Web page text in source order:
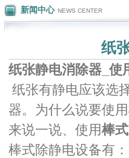
新闻中心 NEWS CENTER
纸
纸张静电消除器_使
纸张有静电应该选
器。为什么说要使用
来说一说、使用棒
棒式除静电设备有：